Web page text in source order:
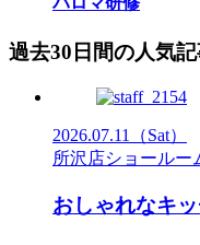
過去30日間の人気
2026.07.11
（Sat）
所沢店ショールー
おしゃれなキ